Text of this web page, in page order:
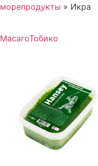
морепродукты » Икра
МасагоТобико